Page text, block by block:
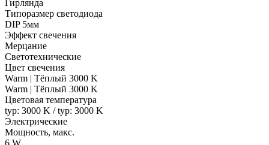
Гирлянда
Типоразмер светодиода
DIP 5мм
Эффект свечения
Мерцание
Светотехнические
Цвет свечения
Warm | Тёплый 3000 K
Warm | Тёплый 3000 K
Цветовая температура
typ: 3000 K / typ: 3000 K
Электрические
Мощность, макс.
6 W